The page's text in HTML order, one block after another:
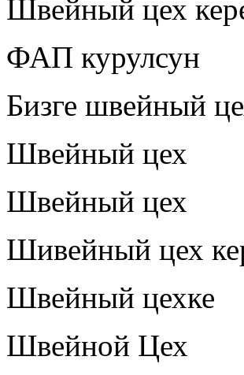
Швейный цех
ФАП курулсун
Бизге швейный
Швейный цех
Швейный цех
Шивейный цех
Швейный цехке
Швейной Цех